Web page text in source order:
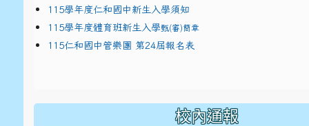
115學年度仁和國中新生入學須知
115學年度體育班新生入學甄(審)簡章
115仁和國中管樂團 第24屆報名表
校內通報